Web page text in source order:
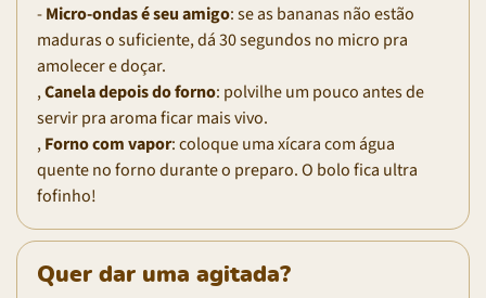
-Micro-ondas é seu amigo: se as bananas não estão
maduras o suficiente, dá 30 segundos no micro pra
amolecer e doçar.
,Canela depois do forno: polvilhe um pouco antes de
servir pra aroma ficar mais vivo.
,Forno com vapor: coloque uma xícara com água
quente no forno durante o preparo. O bolo fica ultra
fofinho!
Quer dar uma agitada?